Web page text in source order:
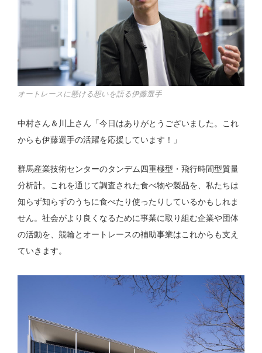
オートレースに懸ける想いを語る伊藤選手
中村さん＆川上さん「今日はありがとうございました。これ
からも伊藤選手の活躍を応援しています！」
群馬産業技術センターのタンデム四重極型・飛行時間型質量
分析計。これを通じて調査された食べ物や製品を、私たちは
知らず知らずのうちに食べたり使ったりしているかもしれま
せん。社会がより良くなるために事業に取り組む企業や団体
の活動を、競輪とオートレースの補助事業はこれからも支え
ていきます。